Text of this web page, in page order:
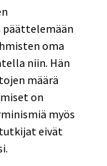
päättelemään
oma
niin. Hän
määrä
on
myös
eivät